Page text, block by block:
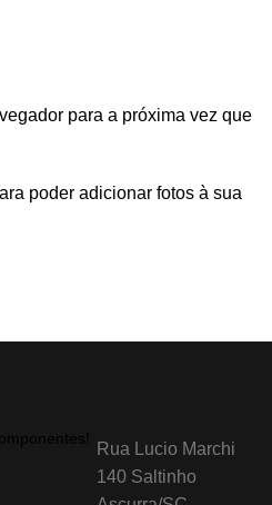
para a próxima vez que
poder adicionar fotos à sua
Rua Lucio Marchi
140 Saltinho